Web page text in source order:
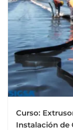
Curso:
Instalación de